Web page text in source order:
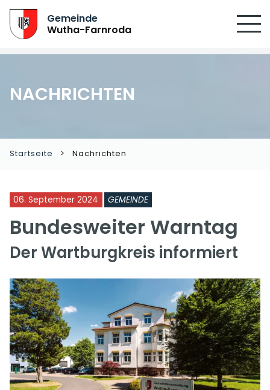
Gemeinde
Wutha-Farnroda
NACHRICHTEN
Startseite Nachrichten
06. September 2024 GEMEINDE
Bundesweiter Warntag
Der Wartburgkreis informiert